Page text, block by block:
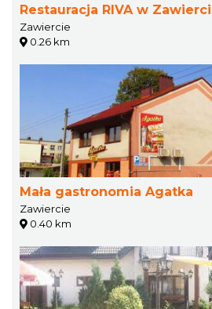
Restauracja RIVA w
Zawiercie
0.26 km
Mała gastronomia Agatka
Zawiercie
0.40 km